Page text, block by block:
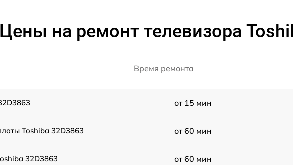
Цены на ремонт телевизора
Время ремонта
от 15 мин
Toshiba 32D3863 от 60 мин
32D3863 от 60 мин